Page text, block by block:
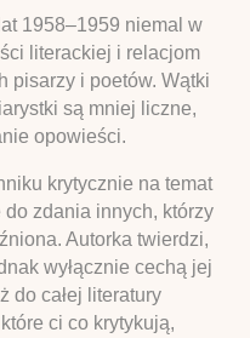
1958–1959 niemal w
literackiej i relacjom
pisarzy i poetów. Wątki
są mniej liczne,
opowieści.
krytycznie na temat
zdania innych, którzy
Autorka twierdzi,
wyłącznie cechą jej
do całej literatury
ci co krytykują,